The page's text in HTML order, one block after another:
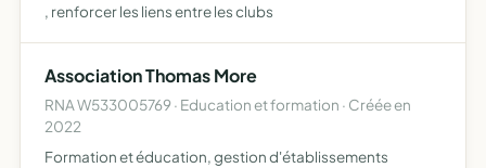
, renforcer les liens entre les clubs
Association Thomas More
RNA W533005769 · Education et formation · Créée en
2022
Formation et éducation, gestion d'établissements